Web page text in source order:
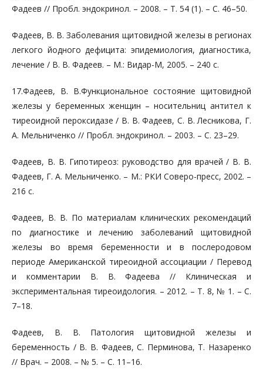
Фадеев // Пробл. эндокринол. – 2008. – Т. 54 (1). – С. 46–50.
Фадеев, В. В. Заболевания щитовидной железы в регионах
легкого йодного дефицита: эпидемиология, диагностика,
лечение / В. В. Фадеев. – М.: Видар-М, 2005. – 240 с.
17.Фадеев, В. В.Функциональное состояние щитовидной
железы у беременных женщин – носительниц антител к
тиреоидной пероксидазе / В. В. Фадеев, С. В. Лесникова, Г.
А. Мельниченко // Пробл. эндокринол. – 2003. – С. 23–29.
Фадеев, В. В. Гипотиреоз: руководство для врачей / В. В.
Фадеев, Г. А. Мельниченко. – М.: РКИ Соверо-пресс, 2002. –
216 с.
Фадеев, В. В. По материалам клинических рекомендаций
по диагностике и лечению заболеваний щитовидной
железы во время беременности и в послеродовом
периоде Американской тиреоидной ассоциации / Перевод
и комментарии В. В. Фадеева // Клиническая и
экспериментальная тиреоидология. – 2012. – Т. 8, № 1. – С.
7–18.
Фадеев, В. В. Патология щитовидной железы и
беременность / В. В. Фадеев, С. Перминова, Т. Назаренко
// Врач. – 2008. – № 5. – С. 11–16.